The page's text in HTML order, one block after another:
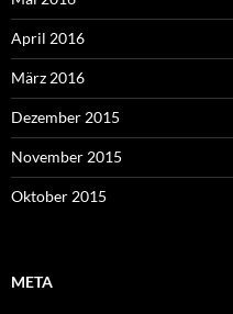
April 2016
März 2016
Dezember 2015
November 2015
Oktober 2015
META